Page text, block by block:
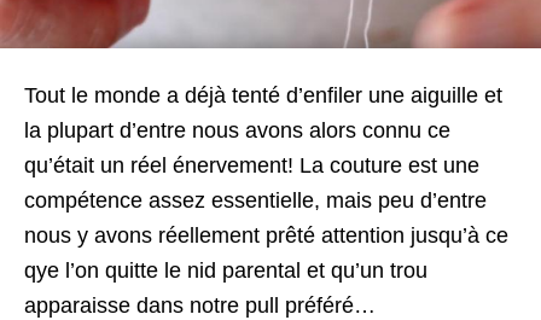
Tout le monde a déjà tenté d’enfiler une aiguille et
la plupart d’entre nous avons alors connu ce
qu’était un réel énervement! La couture est une
compétence assez essentielle, mais peu d’entre
nous y avons réellement prêté attention jusqu’à ce
qye l’on quitte le nid parental et qu’un trou
apparaisse dans notre pull préféré…